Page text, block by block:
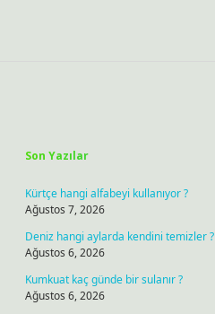
Son Yazılar
Kürtçe hangi alfabeyi kullanıyor ?
Ağustos 7, 2026
Deniz hangi aylarda kendini temizler ?
Ağustos 6, 2026
Kumkuat kaç günde bir sulanır ?
Ağustos 6, 2026